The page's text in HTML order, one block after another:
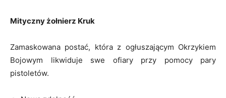
Mityczny żołnierz Kruk
Zamaskowana postać, która z ogłuszającym Okrzykiem
Bojowym likwiduje swe ofiary przy pomocy pary
pistoletów.